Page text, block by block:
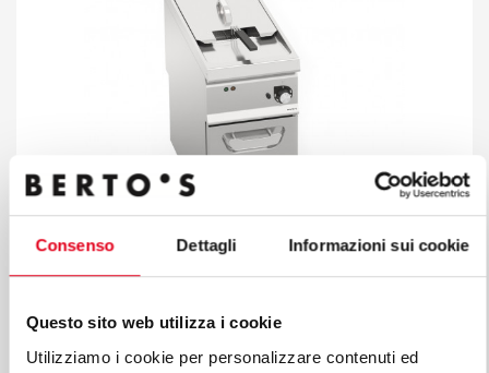
Consenso Dettagli Informazioni sui cookie
Questo sito web utilizza i cookie
Utilizziamo i cookie per personalizzare contenuti ed
FRITADEIRAS ELÉCTRICAS COM MÓVEL 18 L